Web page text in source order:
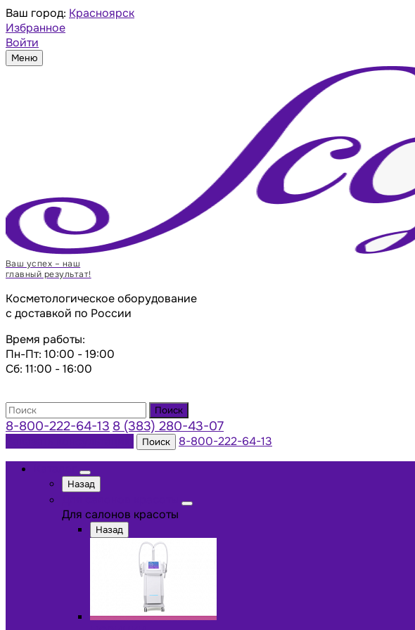
Ваш город: Красноярск
Избранное
Войти
Меню
Ваш успех – наш
главный результат!
Косметологическое оборудование
с доставкой по России
Время работы:
Пн-Пт: 10:00 - 19:00
Сб: 11:00 - 16:00
Поиск
8-800-222-64-13 8 (383) 280-43-07
Поиск
8-800-222-64-13
Назад
Для салонов красоты
Назад